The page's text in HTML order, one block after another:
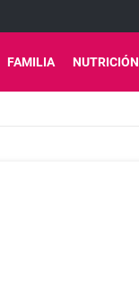
FAMILIA NUTRICIÓN